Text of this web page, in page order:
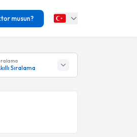
musun?
Sıralama